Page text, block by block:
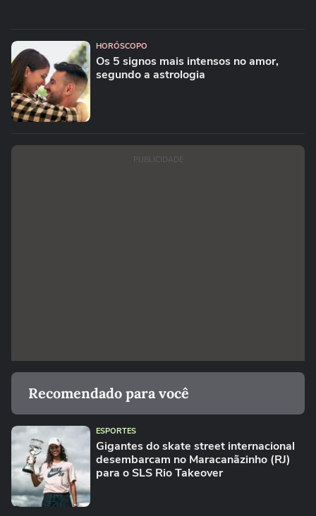
HORÓSCOPO
Os 5 signos mais intensos no amor,
segundo a astrologia
PUBLICIDADE
Recomendado para você
ESPORTES
Gigantes do skate street internacional
desembarcam no Maracanãzinho (RJ)
para o SLS Rio Takeover